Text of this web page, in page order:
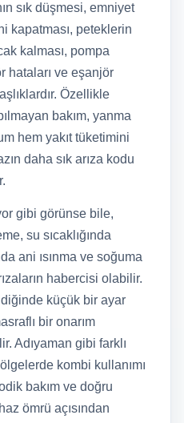
sık düşmesi, emniyet
kapatması, peteklerin
kalması, pompa
hataları ve eşanjör
Özellikle
bakım, yanma
hem yakıt tüketimini
daha sık arıza kodu
gibi görünse bile,
su sıcaklığında
ani ısınma ve soğuma
habercisi olabilir.
küçük bir ayar
bir onarım
Adıyaman gibi farklı
kombi kullanımı
bakım ve doğru
ömrü açısından